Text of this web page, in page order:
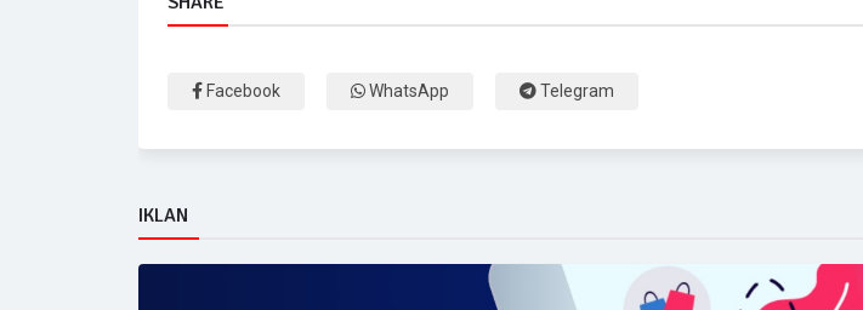
Facebook WhatsApp Telegram
IKLAN